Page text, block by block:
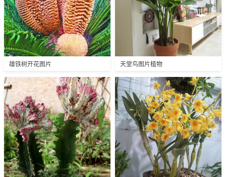
雄铁树开花图片 天堂鸟图片植物